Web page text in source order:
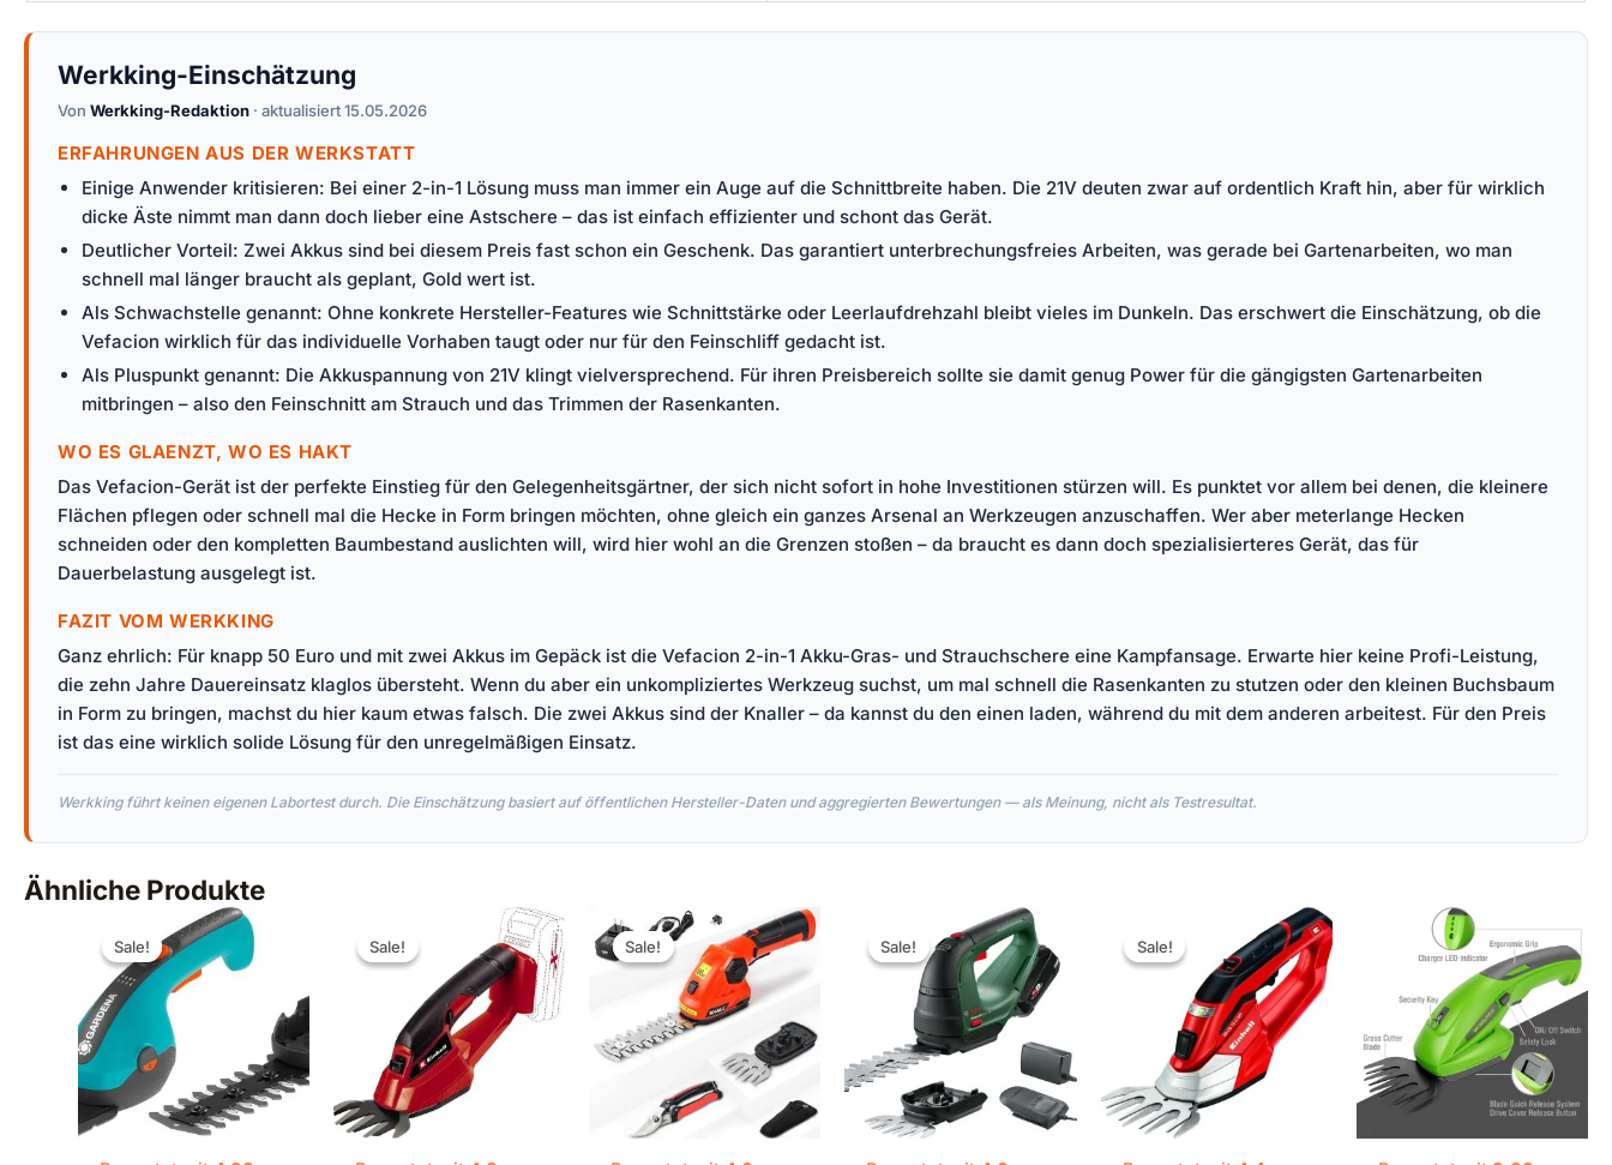
Werkking-Einschätzung
Von Werkking-Redaktion · aktualisiert 15.05.2026
ERFAHRUNGEN AUS DER WERKSTATT
Einige Anwender kritisieren: Bei einer 2-in-1 Lösung muss man immer ein Auge auf die Schnittbreite haben. Die 21V deuten zwar auf ordentlich Kraft hin, aber für wirklich
dicke Äste nimmt man dann doch lieber eine Astschere – das ist einfach effizienter und schont das Gerät.
Deutlicher Vorteil: Zwei Akkus sind bei diesem Preis fast schon ein Geschenk. Das garantiert unterbrechungsfreies Arbeiten, was gerade bei Gartenarbeiten, wo man
schnell mal länger braucht als geplant, Gold wert ist.
Als Schwachstelle genannt: Ohne konkrete Hersteller-Features wie Schnittstärke oder Leerlaufdrehzahl bleibt vieles im Dunkeln. Das erschwert die Einschätzung, ob die
Vefacion wirklich für das individuelle Vorhaben taugt oder nur für den Feinschliff gedacht ist.
Als Pluspunkt genannt: Die Akkuspannung von 21V klingt vielversprechend. Für ihren Preisbereich sollte sie damit genug Power für die gängigsten Gartenarbeiten
mitbringen – also den Feinschnitt am Strauch und das Trimmen der Rasenkanten.
WO ES GLAENZT, WO ES HAKT
Das Vefacion-Gerät ist der perfekte Einstieg für den Gelegenheitsgärtner, der sich nicht sofort in hohe Investitionen stürzen will. Es punktet vor allem bei denen, die kleinere
Flächen pflegen oder schnell mal die Hecke in Form bringen möchten, ohne gleich ein ganzes Arsenal an Werkzeugen anzuschaffen. Wer aber meterlange Hecken
schneiden oder den kompletten Baumbestand auslichten will, wird hier wohl an die Grenzen stoßen – da braucht es dann doch spezialisierteres Gerät, das für
Dauerbelastung ausgelegt ist.
FAZIT VOM WERKKING
Ganz ehrlich: Für knapp 50 Euro und mit zwei Akkus im Gepäck ist die Vefacion 2-in-1 Akku-Gras- und Strauchschere eine Kampfansage. Erwarte hier keine Profi-Leistung,
die zehn Jahre Dauereinsatz klaglos übersteht. Wenn du aber ein unkompliziertes Werkzeug suchst, um mal schnell die Rasenkanten zu stutzen oder den kleinen Buchsbaum
in Form zu bringen, machst du hier kaum etwas falsch. Die zwei Akkus sind der Knaller – da kannst du den einen laden, während du mit dem anderen arbeitest. Für den Preis
ist das eine wirklich solide Lösung für den unregelmäßigen Einsatz.
Werkking führt keinen eigenen Labortest durch. Die Einschätzung basiert auf öffentlichen Hersteller-Daten und aggregierten Bewertungen — als Meinung, nicht als Testresultat.
Ähnliche Produkte
Sale!
Sale!
Ursprünglicher
Preis
war:
€79,99
Aktueller
Preis
ist:
€67,85.
Sale!
Sale!
Ursprünglicher
war:
€59,95
Aktueller
Preis
ist:
€39,99.
Sale!
Sale!
Ursprünglicher
Preis
war:
€39,98
Aktueller
Preis
ist:
€36,98.
Sale!
Sale!
Ursprünglicher
Preis
war:
€169,99
Aktueller
Preis
ist:
€128,95.
Sale!
Sale!
Ursprünglicher
war:
€89,95
Aktueller
Preis
ist:
€59,90.